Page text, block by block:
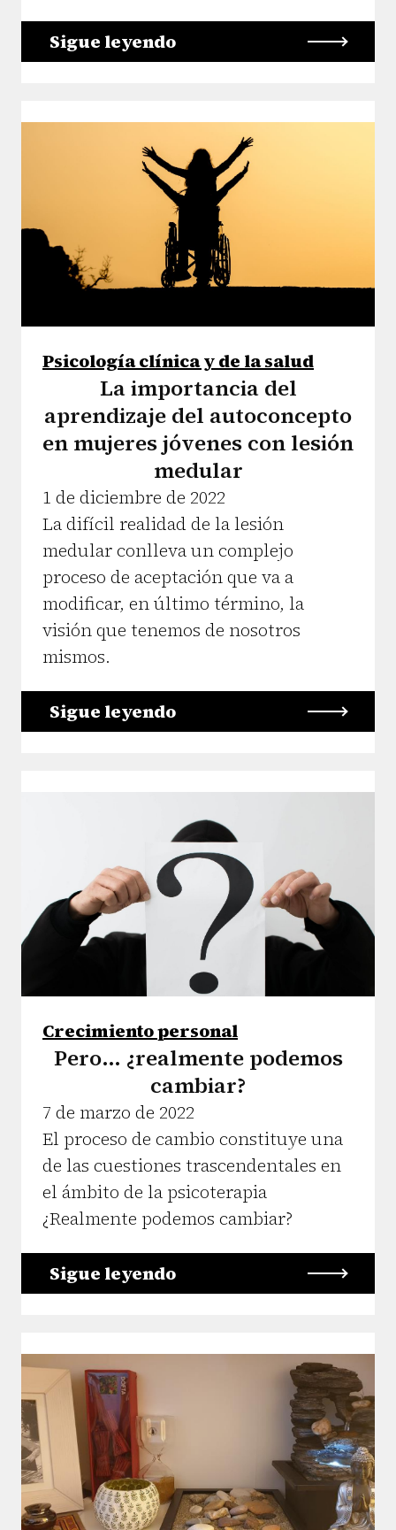
Sigue leyendo
Psicología clínica y de la salud
La importancia del
aprendizaje del autoconcepto
en mujeres jóvenes con lesión
medular
1 de diciembre de 2022
La difícil realidad de la lesión
medular conlleva un complejo
proceso de aceptación que va a
modificar, en último término, la
visión que tenemos de nosotros
mismos.
Sigue leyendo
Crecimiento personal
Pero… ¿realmente podemos
cambiar?
7 de marzo de 2022
El proceso de cambio constituye una
de las cuestiones trascendentales en
el ámbito de la psicoterapia
¿Realmente podemos cambiar?
Sigue leyendo